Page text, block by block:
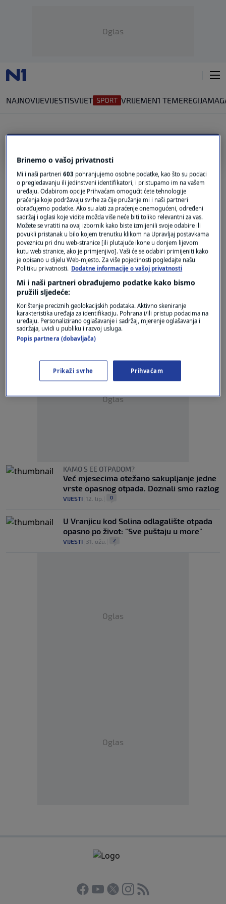
Oglas
NAJNOVIJEVIJESTISVIJET VRIJEMEN1 TEMEREGIJA
FOND ZA ZAŠTITU OKOLIŠA
Mjesecima je bilo problema s odvozom
jedne vrste opasnog otpada. Provjerili
smo kako je sada
VIJESTI|prije 0 min.| 0
MOBY DREA
FOTO / Brod s azbestom već danima pluta
ispred Italije: Nije mu dozvoljeno ni
uplovljavanje u ovu luku
VIJESTI|8. ruj.| 0
ŠIRINA U SOLINU
Još azbesta kod Splita: Ovaj put
pronađene azbestne cijevi
VIJESTI |4. kol.| 0
Oglas
KAMO S EE OTPADOM?
Već mjesecima otežano sakupljanje jedne
vrste opasnog otpada. Doznali smo razlog
VIJESTI 12. lip. 0
U Vranjicu kod Solina odlagalište otpada
opasno po život: "Sve puštaju u more"
VIJESTI 31. ožu. 2
Oglas
Oglas
Brinemo o vašoj privatnosti
Mi i naši partneri603 pohranjujemo osobne podatke, kao što su podaci
o pregledavanju ili jedinstveni identifikatori, i pristupamo im na vašem
uređaju. Odabirom opcije Prihvaćam omogućit ćete tehnologije
praćenja koje podržavaju svrhe za čije pružanje mi i naši partneri
obrađujemo podatke. Ako su alati za praćenje onemogućeni, određeni
sadržaj i oglasi koje vidite možda više neće biti toliko relevantni za vas.
Možete se vratiti na ovaj izbornik kako biste izmijenili svoje odabire ili
povukli pristanak u bilo kojem trenutku klikom na Upravljaj postavkama
poveznicu pri dnu web-stranice [ili plutajuće ikone u donjem lijevom
kutu web stranice, ako je primjenjivo]. Vaši će se odabiri primijeniti kako
je opisano u dijelu Web-mjesto. Za više pojedinosti pogledajte našu
Politiku privatnosti. Dodatne informacije o vašoj privatnosti
Mi i naši partneri obrađujemo podatke kako bismo
pružili sljedeće:
Korištenje preciznih geolokacijskih podataka. Aktivno skeniranje
karakteristika uređaja za identifikaciju. Pohrana i/ili pristup podacima na
uređaju. Personalizirano oglašavanje i sadržaj, mjerenje oglašavanja i
sadržaja, uvidi u publiku i razvoj usluga.
Popis partnera (dobavljača)
Prikaži svrhe Prihvaćam